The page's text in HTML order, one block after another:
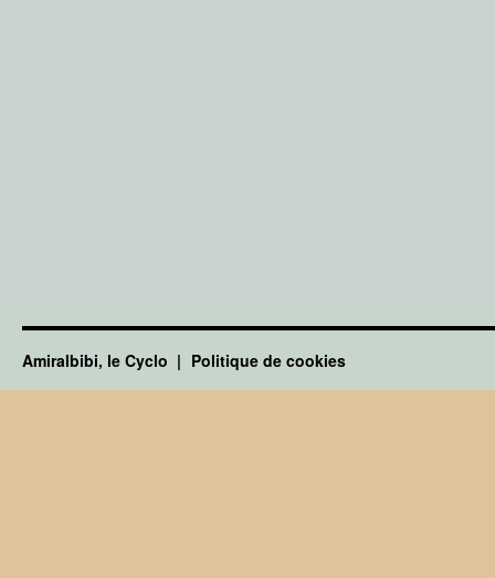
Amiralbibi, le Cyclo Politique de cookies